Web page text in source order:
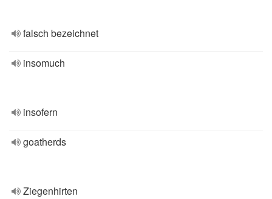
falsch bezeichnet
insomuch
insofern
goatherds
Ziegenhirten